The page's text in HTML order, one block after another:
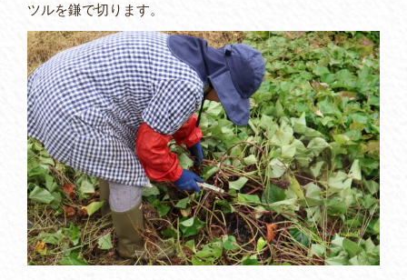
ツルを鎌で切ります。